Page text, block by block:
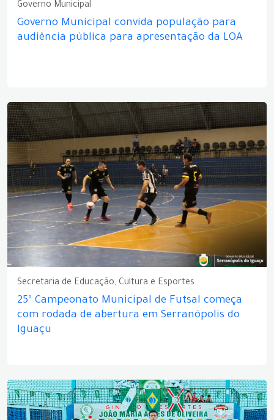
Governo Municipal
Governo Municipal convida população para
audiência pública para apresentação da LOA
Secretaria de Educação, Cultura e Esportes
25º Campeonato Municipal de Futsal começa
com rodada de abertura em Serranópolis do
Iguaçu